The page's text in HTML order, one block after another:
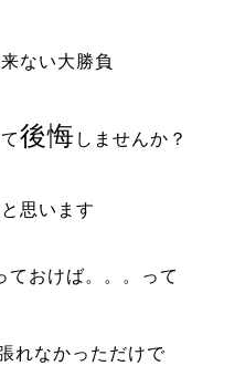
ない大勝負
後悔 しませんか？
思います
ておけば。。。って
れなかっただけで